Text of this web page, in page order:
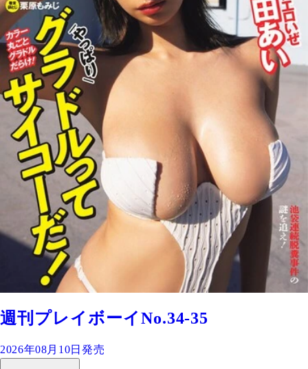
週刊プレイボーイNo.34-35
2026年08月10日発売